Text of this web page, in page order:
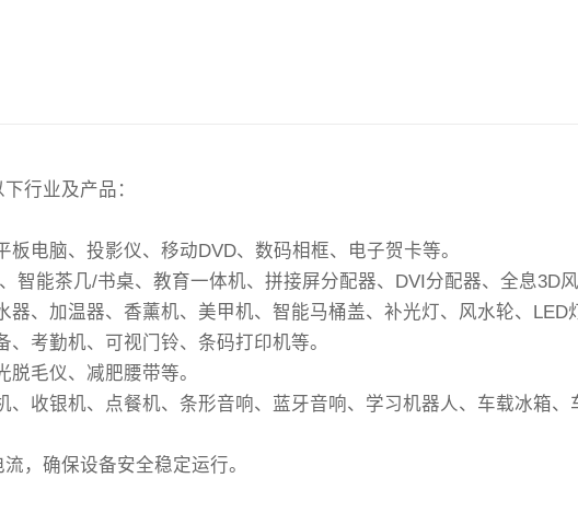
行业及产品：
电脑、投影仪、移动DVD、数码相框、电子贺卡等。
智能茶几/书桌、教育一体机、拼接屏分配器、DVI分配器、全息3D
、加温器、香薰机、美甲机、智能马桶盖、补光灯、风水轮、LED
考勤机、可视门铃、条码打印机等。
毛仪、减肥腰带等。
、收银机、点餐机、条形音响、蓝牙音响、学习机器人、车载冰箱、
，确保设备安全稳定运行。